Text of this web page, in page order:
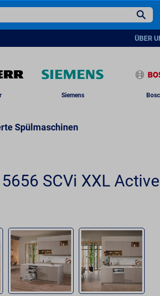
ÜBER
Siemens
Spülmaschinen
SCVi XXL Active
Lieferbar ab: 19.08.2026